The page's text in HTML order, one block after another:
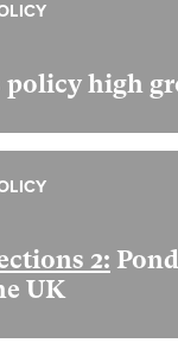
policy high
2:
UK